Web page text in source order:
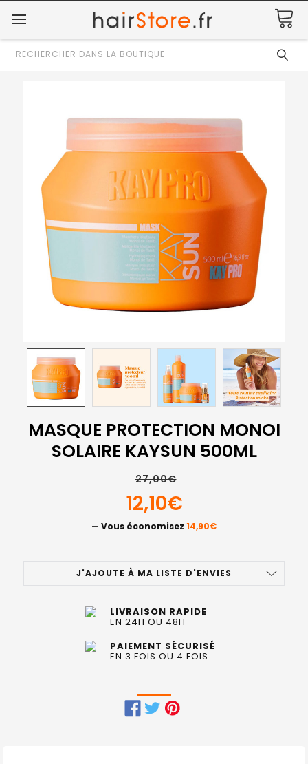
Rechercher
MASQUE PROTECTION MONOI
SOLAIRE KAYSUN 500ML
27,00€
12,10€
— Vous économisez 14,90€
J'AJOUTE À MA LISTE D'ENVIES
LIVRAISON RAPIDE
EN 24H OU 48H
PAIEMENT SÉCURISÉ
EN 3 FOIS OU 4 FOIS